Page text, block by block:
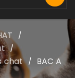
/
/
chat / BAC A